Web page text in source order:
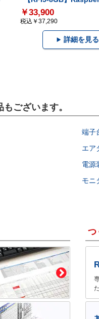
￥33,900
税込￥37,290
詳細を見る
ございます。
端子
エア
電源
モニ
つ